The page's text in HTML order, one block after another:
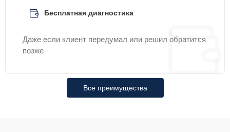
Бесплатная диагностика
Даже если клиент передумал или решил обратится
позже
Все преимущества